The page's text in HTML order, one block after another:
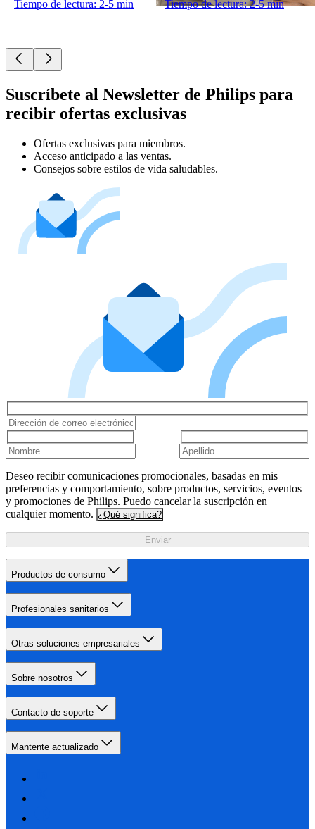
Tiempo de lectura: 2-5 min Tiempo de lectura: 2-5 min
Suscríbete al Newsletter de Philips para
recibir ofertas exclusivas
Ofertas exclusivas para miembros.
Acceso anticipado a las ventas.
Consejos sobre estilos de vida saludables.
Deseo recibir comunicaciones promocionales, basadas en mis
preferencias y comportamiento, sobre productos, servicios, eventos
y promociones de Philips. Puedo cancelar la suscripción en
cualquier momento. ¿Qué significa?
Enviar
Productos de consumo
Profesionales sanitarios
Otras soluciones empresariales
Sobre nosotros
Contacto de soporte
Mantente actualizado